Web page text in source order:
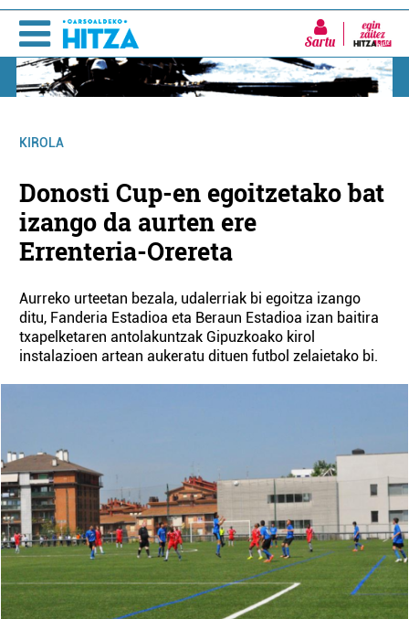
Sartu
KIROLA
Donosti Cup-en egoitzetako bat
izango da aurten ere
Errenteria-Orereta
Aurreko urteetan bezala, udalerriak bi egoitza izango
ditu, Fanderia Estadioa eta Beraun Estadioa izan baitira
txapelketaren antolakuntzak Gipuzkoako kirol
instalazioen artean aukeratu dituen futbol zelaietako bi.